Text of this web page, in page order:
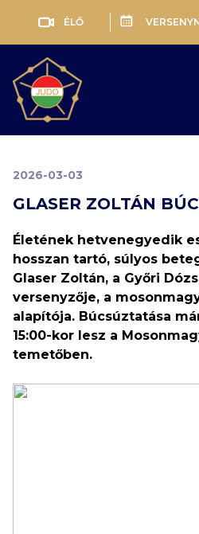
ÉLŐ
2026-03-03
GLASER ZOLTÁN
Életének hetvenegyedik
hosszan tartó, súlyos
Glaser Zoltán, a Győri
versenyzője, a
alapítója. Búcsúztatása
15:00-kor lesz a
temetőben.